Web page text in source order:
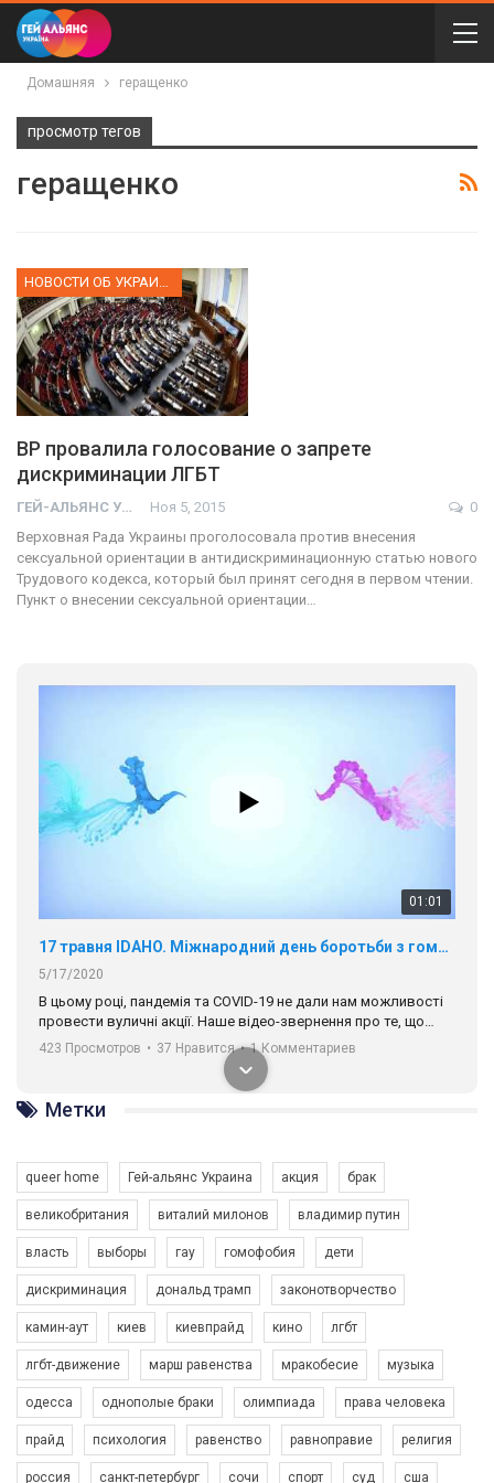
Домашняя геращенко
просмотр тегов
геращенко
ВР провалила голосование о запрете
дискриминации ЛГБТ
ГЕЙ-АЛЬЯНС УКРАИНА Ноя 5, 2015
0
Верховная Рада Украины проголосовала против внесения
сексуальной ориентации в антидискриминационную статью нового
Трудового кодекса, который был принят сегодня в первом чтении.
Пункт о внесении сексуальной ориентации…
01:01
17 травня IDAHO. Міжнародний день боротьби з гомофобією трансфобією і біфобія.
5/17/2020
В цьому році, пандемія та COVІD-19 не дали нам можливості
провести вуличні акції. Наше відео-звернення про те, що
навіть коли ми у різних містах та не можемо зустрінеться, ми
разом. Ми закликаємо всіх хто поділяє цінності рівності та
солідарності, приєднатися до нас. Регіональні підрозділи
ГАУ є в 16 областях України.
Разом наш голос лунає гучніше!
423 Просмотров • 37 Нравится • 1 Комментариев
Зупинимо насильство проти ЛГБТ в Україні! Stop violence against LGBT in Ukraine!
6/30/2017
Емоційний та вражаючий промо-ролік на конкурс PACT, який
представляє програму "Гей-альянс Україна" з протидії
насильству проти ЛГБТ в Україні.
1.9K Просмотров • 226 Нравится • 5 Комментариев
Метки
queer home Гей-альянс Украина акция брак
великобритания виталий милонов владимир путин
власть выборы гау гомофобия дети
дискриминация дональд трамп законотворчество
камин-аут киев киевпрайд кино лгбт
лгбт-движение марш равенства мракобесие музыка
одесса однополые браки олимпиада права человека
прайд психология равенство равноправие религия
россия санкт-петербург сочи спорт суд сша